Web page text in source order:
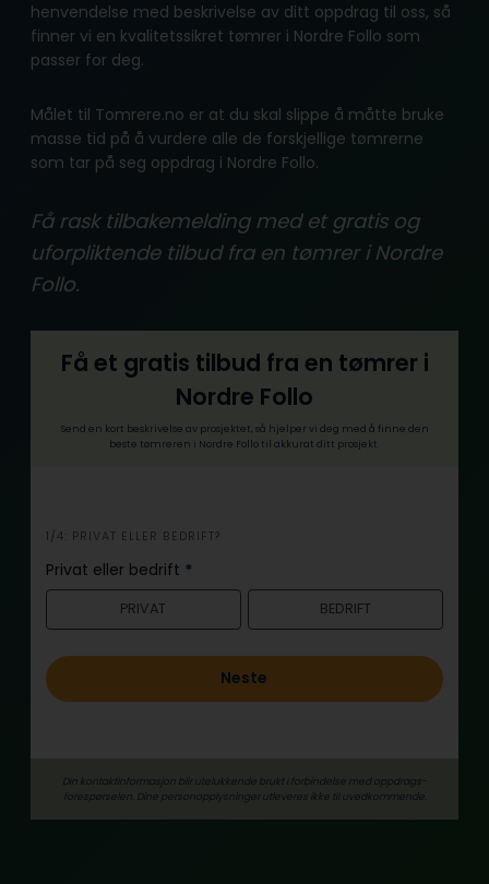
henvendelse med beskrivelse av ditt oppdrag til oss, så
finner vi en kvalitetssikret tømrer i Nordre Follo som
passer for deg.
Målet til Tomrere.no er at du skal slippe å måtte bruke
masse tid på å vurdere alle de forskjellige tømrerne
som tar på seg oppdrag i Nordre Follo.
Få rask tilbakemelding med et gratis og
uforpliktende tilbud fra en tømrer i Nordre
Follo.
Få et gratis tilbud fra en tømrer i
Nordre Follo
Send en kort beskrivelse av prosjektet, så hjelper vi deg med å finne den
beste tømreren i Nordre Follo til akkurat ditt prosjekt.
i
n
n
o
d
1/4: PRIVAT ELLER BEDRIFT?
Privat eller bedrift *
PRIVAT BEDRIFT
Neste
Din kontaktinformasjon blir utelukkende brukt i forbindelse med oppdrags­
forespørselen. Dine person­­opplysninger utleveres ikke til uvedkommende.